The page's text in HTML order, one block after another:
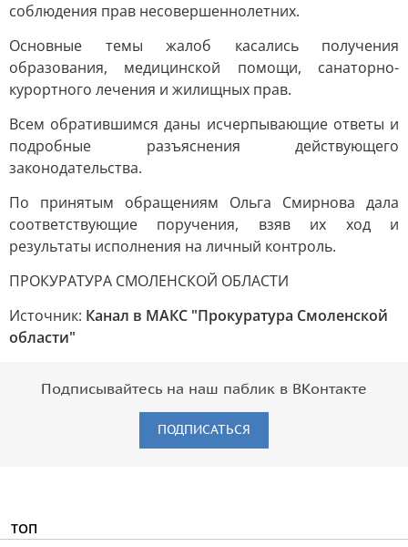
соблюдения прав несовершеннолетних.
Основные темы жалоб касались получения
образования, медицинской помощи, санаторно-
курортного лечения и жилищных прав.
Всем обратившимся даны исчерпывающие ответы и
подробные разъяснения действующего
законодательства.
По принятым обращениям Ольга Смирнова дала
соответствующие поручения, взяв их ход и
результаты исполнения на личный контроль.
ПРОКУРАТУРА СМОЛЕНСКОЙ ОБЛАСТИ
Источник: Канал в МАКС "Прокуратура Смоленской
области"
Подписывайтесь на наш паблик в ВКонтакте
ПОДПИСАТЬСЯ
ТОП